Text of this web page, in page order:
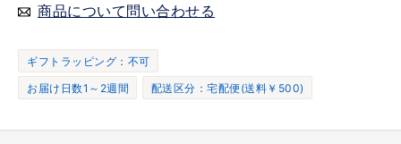
商品について問い合わせる
ギフトラッピング：不可
お届け日数1～2週間
配送区分：宅配便(送料￥500)